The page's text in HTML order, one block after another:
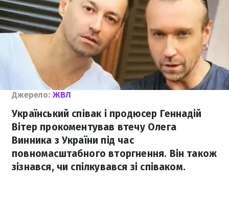
Джерело: ЖВЛ
Український співак і продюсер Геннадій
Вітер прокоментував втечу Олега
Винника з України під час
повномасштабного вторгнення. Він також
зізнався, чи спілкувався зі співаком.